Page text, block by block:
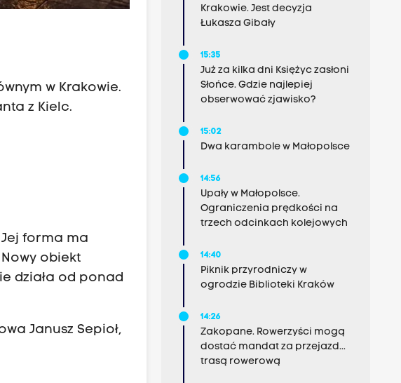
w Krakowie.
z Kielc.
forma ma
obiekt
działa od ponad
Janusz Sepioł,
Krakowie. Jest decyzja
Łukasza Gibały
15:35
Już za kilka dni Księżyc zasłoni
Słońce. Gdzie najlepiej
obserwować zjawisko?
15:02
Dwa karambole w Małopolsce
14:56
Upały w Małopolsce.
Ograniczenia prędkości na
trzech odcinkach kolejowych
14:40
Piknik przyrodniczy w
ogrodzie Biblioteki Kraków
14:26
Zakopane. Rowerzyści mogą
dostać mandat za przejazd...
trasą rowerową